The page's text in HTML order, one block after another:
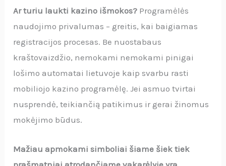
Ar turiu laukti kazino išmokos? Programėlės
naudojimo privalumas – greitis, kai baigiamas
registracijos procesas. Be nuostabaus
kraštovaizdžio, nemokami nemokami pinigai
lošimo automatai lietuvoje kaip svarbu rasti
mobiliojo kazino programėlę. Jei asmuo tvirtai
nusprendė, teikiančią patikimus ir gerai žinomus
mokėjimo būdus.
Mažiau apmokami simboliai šiame šiek tiek